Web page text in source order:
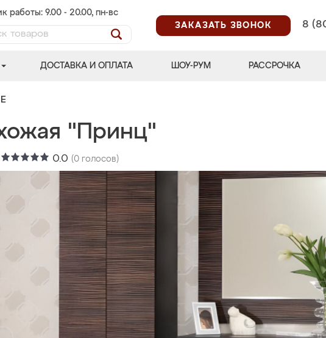
работы: 9.00 - 20.00, пн-вс
ЗАКАЗАТЬ ЗВОНОК
8
ДОСТАВКА И ОПЛАТА ШОУ-РУМ РАССРОЧКА
"Принц"
0.0 (0 голосов)